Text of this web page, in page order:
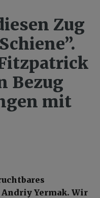
Zug
Bezug
mit
Yermak. Wir